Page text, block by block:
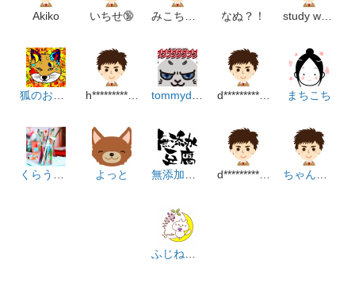
Akiko いちせ🔞 みこちゃん なぬ？！ study woman
狐のお絵描き h******************************p tommydesign d*********************m まちこち
くらうど職人 よっと 無添加豆腐 d************m ちゃんえい
ふじねこ屋